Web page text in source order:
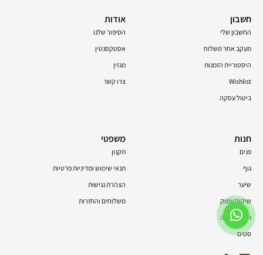
חשבון
החשבון שלי
מעקב אחר משלוח
היסטוריית הזמנות
Wishlist
ביטול עסקה
אודות
הסיפור שלנו
אסטקסנטין
מגזין
צרו קשר
חנות
פנים
גוף
שיער
שיקום עמוק
תוספי תזונה
סטים
משפטי
תקנון
תנאי שימוש ומדיניות פרטיות
הצהרת נגישות
משלוחים והחזרות